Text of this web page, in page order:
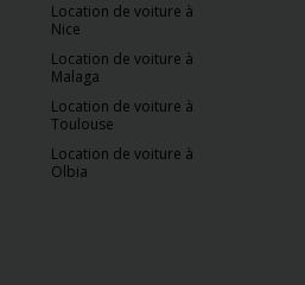
Location de voiture à
Nice
Location de voiture à
Malaga
Location de voiture à
Toulouse
Location de voiture à
Olbia